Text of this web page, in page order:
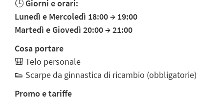
🕒Giorni e orari:
Lunedì e Mercoledì 18:00→ 19:00
Martedì e Giovedì 20:00→21:00
Cosa portare
🎒 Telo personale
👟 Scarpe da ginnastica di ricambio (obbligatorie)
Promo e tariffe